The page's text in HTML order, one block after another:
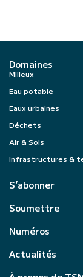
Domaines
Milieux
Eau potable
Eaux urbaines
Déchets
Air & Sols
Infrastructures &
S’abonner
Soumettre
Numéros
Actualités